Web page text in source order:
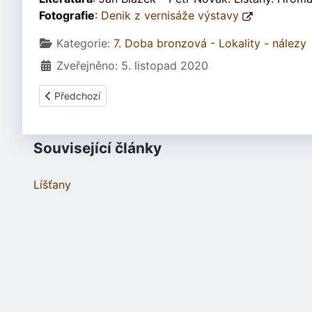
Fotografie: Denik z vernisáže výstavy
Základní údaje
Kategorie: 7. Doba bronzová - Lokality - nálezy
Zveřejněno: 5. listopad 2020
Předchozí článek: Němčice nad Hanou - nález hrobu z
Předchozí
Související články
Líšťany